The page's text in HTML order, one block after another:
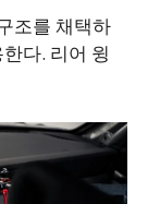
조를 채택하
다. 리어 윙